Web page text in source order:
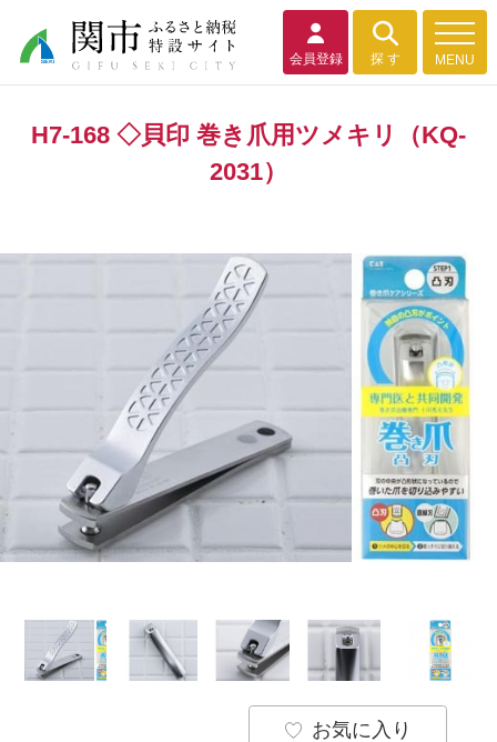
会員登録 探 す MENU
H7-168 ◇貝印 巻き爪用ツメキリ（KQ-
2031）
お気に入り